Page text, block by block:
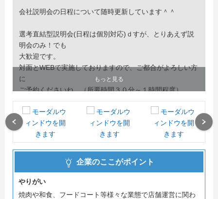
会社説明会の日程について随時更新しています＾＾
選考直結型説明会(日程は個別対応)ｄすが、とりあえず説
明会のみ！でも
大歓迎です。
対面とWEBで実施しておりますので、ご都合がよろしい方
に
ご予約くださいね。（所要時間３０分～１時間程度）
弊社の業務内容や求める人物像などをご説明いたします。
対面の説明会の方では、近隣の店舗を訪問し、弊社の雰囲
気や仕事風景を
選考から内々定出しまで最短２週間です。
学部学科・資格不問です。
ご予約お待ちしております。
もっと見る
企業のここがポイント
やりがい
焼肉や和食、フードコート等様々な業態で店舗運営に関わ